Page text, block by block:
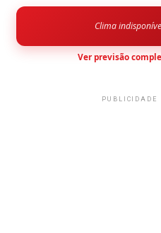
Clima
Ver previsão
PUBLICIDADE